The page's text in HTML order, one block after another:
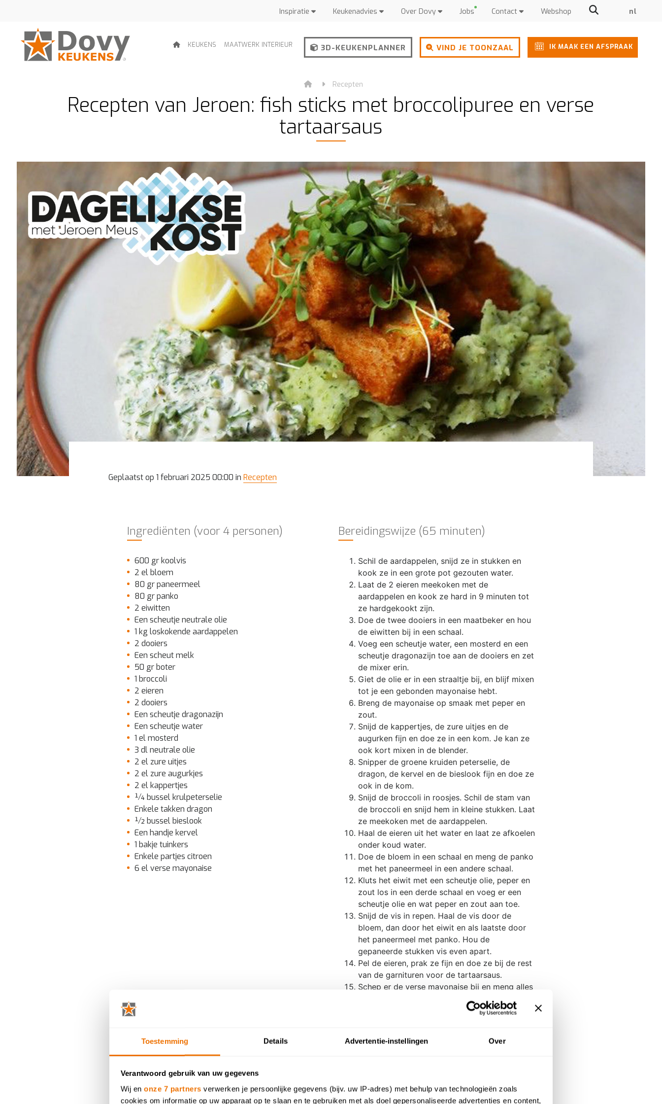
Toestemming Details Advertentie-instellingen Over
Verantwoord gebruik van uw gegevens
Wij en onze 7 partners verwerken je persoonlijke gegevens (bijv. uw IP-adres) met behulp van technologieën zoals
cookies om informatie op uw apparaat op te slaan en te gebruiken met als doel gepersonaliseerde advertenties en content,
Inspiratie Keukenadvies Over Dovy Jobs Contact Webshop nl
KEUKENS MAATWERK INTERIEUR 3D-KEUKENPLANNER VIND JE TOONZAAL IK MAAK EEN AFSPRAAK
Recepten
Recepten van Jeroen: fish sticks met broccolipuree en verse
tartaarsaus
Geplaatst op 1 februari 2025 00:00 in Recepten
Ingrediënten (voor 4 personen)
600 gr koolvis
2 el bloem
80 gr paneermeel
80 gr panko
2 eiwitten
Een scheutje neutrale olie
1 kg loskokende aardappelen
2 dooiers
Een scheut melk
50 gr boter
1 broccoli
2 eieren
2 dooiers
Een scheutje dragonazijn
Een scheutje water
1 el mosterd
3 dl neutrale olie
2 el zure uitjes
2 el zure augurkjes
2 el kappertjes
¼ bussel krulpeterselie
Enkele takken dragon
½ bussel bieslook
Een handje kervel
1 bakje tuinkers
Enkele partjes citroen
6 el verse mayonaise
Bereidingswijze (65 minuten)
Schil de aardappelen, snijd ze in stukken en
kook ze in een grote pot gezouten water.
Laat de 2 eieren meekoken met de
aardappelen en kook ze hard in 9 minuten tot
ze hardgekookt zijn.
Doe de twee dooiers in een maatbeker en hou
de eiwitten bij in een schaal.
Voeg een scheutje water, een mosterd en een
scheutje dragonazijn toe aan de dooiers en zet
de mixer erin.
Giet de olie er in een straaltje bij, en blijf mixen
tot je een gebonden mayonaise hebt.
Breng de mayonaise op smaak met peper en
zout.
Snijd de kappertjes, de zure uitjes en de
augurken fijn en doe ze in een kom. Je kan ze
ook kort mixen in de blender.
Snipper de groene kruiden peterselie, de
dragon, de kervel en de bieslook fijn en doe ze
ook in de kom.
Snijd de broccoli in roosjes. Schil de stam van
de broccoli en snijd hem in kleine stukken. Laat
ze meekoken met de aardappelen.
Haal de eieren uit het water en laat ze afkoelen
onder koud water.
Doe de bloem in een schaal en meng de panko
met het paneermeel in een andere schaal.
Kluts het eiwit met een scheutje olie, peper en
zout los in een derde schaal en voeg er een
scheutje olie en wat peper en zout aan toe.
Snijd de vis in repen. Haal de vis door de
bloem, dan door het eiwit en als laatste door
het paneermeel met panko. Hou de
gepaneerde stukken vis even apart.
Pel de eieren, prak ze fijn en doe ze bij de rest
van de garnituren voor de tartaarsaus.
Schep er de verse mayonaise bij en meng alles
goed. Bewaar de rest van de mayonaise in een
afsluitbare pot in de koelkast voor een andere
zeef en voeg er een dooier, een scheut melk,
Bak de fish sticks in de hete olie goudbruin aan